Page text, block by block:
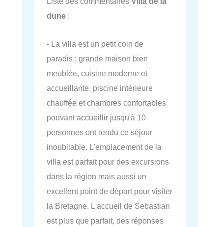
dune :
- La villa est un petit coin de
paradis ; grande maison bien
meublée, cuisine moderne et
accueillante, piscine intérieure
chauffée et chambres confortables
pouvant accueillir jusqu'à 10
personnes ont rendu ce séjour
inoubliable. L'emplacement de la
villa est parfait pour des excursions
dans la région mais aussi un
excellent point de départ pour visiter
la Bretagne. L'accueil de Sebastian
est plus que parfait, des réponses